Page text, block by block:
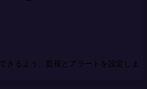
きるよう、監視とアラートを設定しま